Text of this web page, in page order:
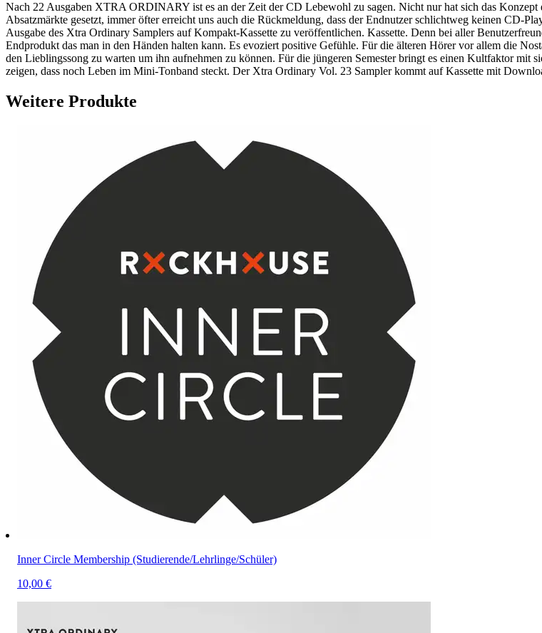
Nach 22 Ausgaben XTRA ORDINARY ist es an der Zeit der CD Lebewohl zu sagen. Nicht nur hat sich das Konzept
Absatzmärkte gesetzt, immer öfter erreicht uns auch die Rückmeldung, dass der Endnutzer schlichtweg keinen CD-
Ausgabe des Xtra Ordinary Samplers auf Kompakt-Kassette zu veröffentlichen. Kassette. Denn bei aller
Endprodukt das man in den Händen halten kann. Es evoziert positive Gefühle. Für die älteren Hörer vor allem die
den Lieblingssong zu warten um ihn aufnehmen zu können. Für die jüngeren Semester bringt es einen Kultfaktor mit
zeigen, dass noch Leben im Mini-Tonband steckt. Der Xtra Ordinary Vol. 23 Sampler kommt auf Kassette mit
Weitere Produkte
Inner Circle Membership (Studierende/Lehrlinge/Schüler)
10,00 €